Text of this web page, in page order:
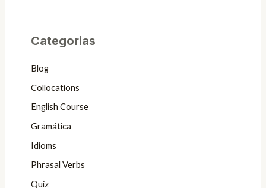
Categorias
Blog
Collocations
English Course
Gramática
Idioms
Phrasal Verbs
Quiz